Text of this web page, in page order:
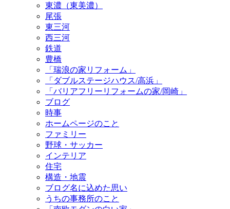
東濃（東美濃）
尾張
東三河
西三河
鉄道
豊橋
「瑞浪の家リフォーム」
「ダブルステージハウス/高浜」
「バリアフリーリフォームの家/岡崎」
ブログ
時事
ホームページのこと
ファミリー
野球・サッカー
インテリア
住宅
構造・地震
ブログ名に込めた思い
うちの事務所のこと